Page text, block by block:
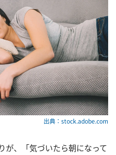
出典：stock.adobe.com
が、「気づいたら朝になって